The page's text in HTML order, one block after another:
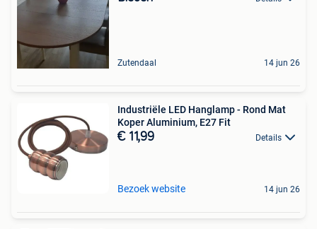
Zutendaal 14 jun 26
Industriële LED Hanglamp - Rond Mat
Koper Aluminium, E27 Fit
€ 11,99 Details
Bezoek website 14 jun 26